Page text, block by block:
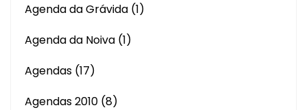
Agenda da Grávida (1)
Agenda da Noiva (1)
Agendas (17)
Agendas 2010 (8)